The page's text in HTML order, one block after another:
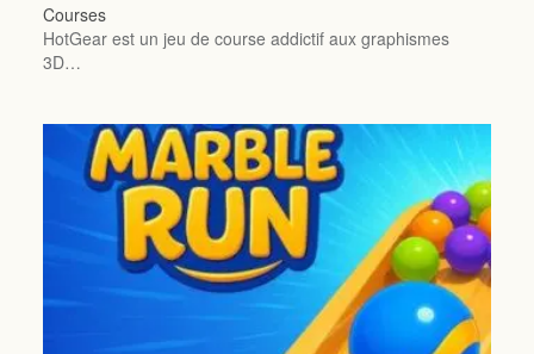
Courses
HotGear est un jeu de course addictif aux graphismes
3D…